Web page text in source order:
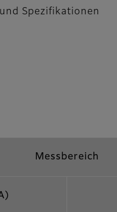
Spezifikationen
Messbereich